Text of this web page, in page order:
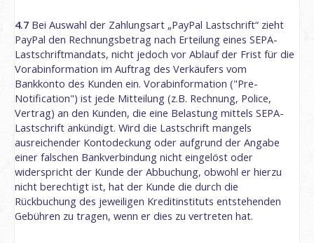
4.7 Bei Auswahl der Zahlungsart „PayPal Lastschrift“ zieht
PayPal den Rechnungsbetrag nach Erteilung eines SEPA-
Lastschriftmandats, nicht jedoch vor Ablauf der Frist für die
Vorabinformation im Auftrag des Verkäufers vom
Bankkonto des Kunden ein. Vorabinformation ("Pre-
Notification") ist jede Mitteilung (z.B. Rechnung, Police,
Vertrag) an den Kunden, die eine Belastung mittels SEPA-
Lastschrift ankündigt. Wird die Lastschrift mangels
ausreichender Kontodeckung oder aufgrund der Angabe
einer falschen Bankverbindung nicht eingelöst oder
widerspricht der Kunde der Abbuchung, obwohl er hierzu
nicht berechtigt ist, hat der Kunde die durch die
Rückbuchung des jeweiligen Kreditinstituts entstehenden
Gebühren zu tragen, wenn er dies zu vertreten hat.